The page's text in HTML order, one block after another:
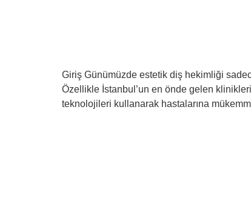
Giriş Günümüzde estetik diş hekimliği
Özellikle İstanbul’un en önde gelen
teknolojileri kullanarak hastalarına